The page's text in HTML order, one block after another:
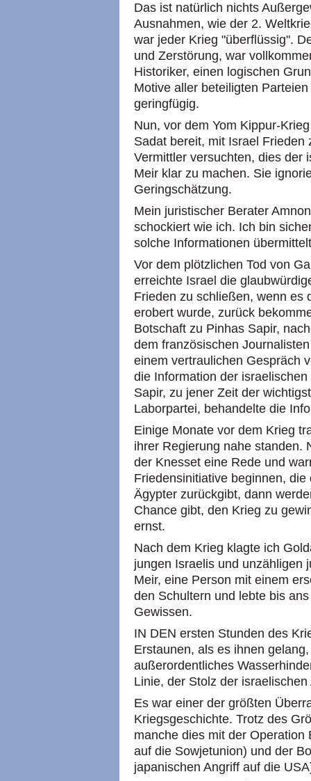
Das ist natürlich nichts
Ausnahmen, wie der 2.
war jeder Krieg "überflüssig".
und Zerstörung, war
Historiker, einen logischen
Motive aller beteiligten
geringfügig.
Nun, vor dem Yom Kippur-
Sadat bereit, mit Israel
Vermittler versuchten, dies der
Meir klar zu machen. Sie
Geringschätzung.
Mein juristischer Berater
schockiert wie ich. Ich bin
solche Informationen
Vor dem plötzlichen Tod von
erreichte Israel die
Frieden zu schließen, wenn es
erobert wurde, zurück
Botschaft zu Pinhas Sapir,
dem französischen
einem vertraulichen Gespräch
die Information der
Sapir, zu jener Zeit der
Laborpartei, behandelte die
Einige Monate vor dem Krieg
ihrer Regierung nahe standen.
der Knesset eine Rede und
Friedensinitiative beginnen,
Ägypter zurückgibt, dann
Chance gibt, den Krieg zu
ernst.
Nach dem Krieg klagte ich
jungen Israelis und unzähligen
Meir, eine Person mit einem
den Schultern und lebte bis
Gewissen.
IN DEN ersten Stunden des
Erstaunen, als es ihnen
außerordentliches
Linie, der Stolz der
Es war einer der größten
Kriegsgeschichte. Trotz des
manche dies mit der
auf die Sowjetunion) und der
japanischen Angriff auf die